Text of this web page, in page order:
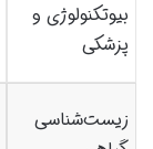
بیوتکنولوژی و
پزشکی
زیست‌شناسی